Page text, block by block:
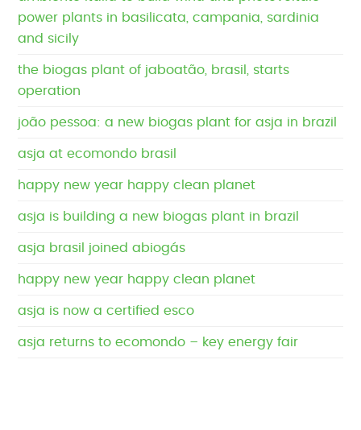
power plants in basilicata, campania, sardinia
and sicily
the biogas plant of jaboatão, brasil, starts
operation
joão pessoa: a new biogas plant for asja in brazil
asja at ecomondo brasil
happy new year happy clean planet
asja is building a new biogas plant in brazil
asja brasil joined abiogás
happy new year happy clean planet
asja is now a certified esco
asja returns to ecomondo – key energy fair